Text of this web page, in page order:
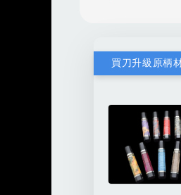
買刀升級原柄